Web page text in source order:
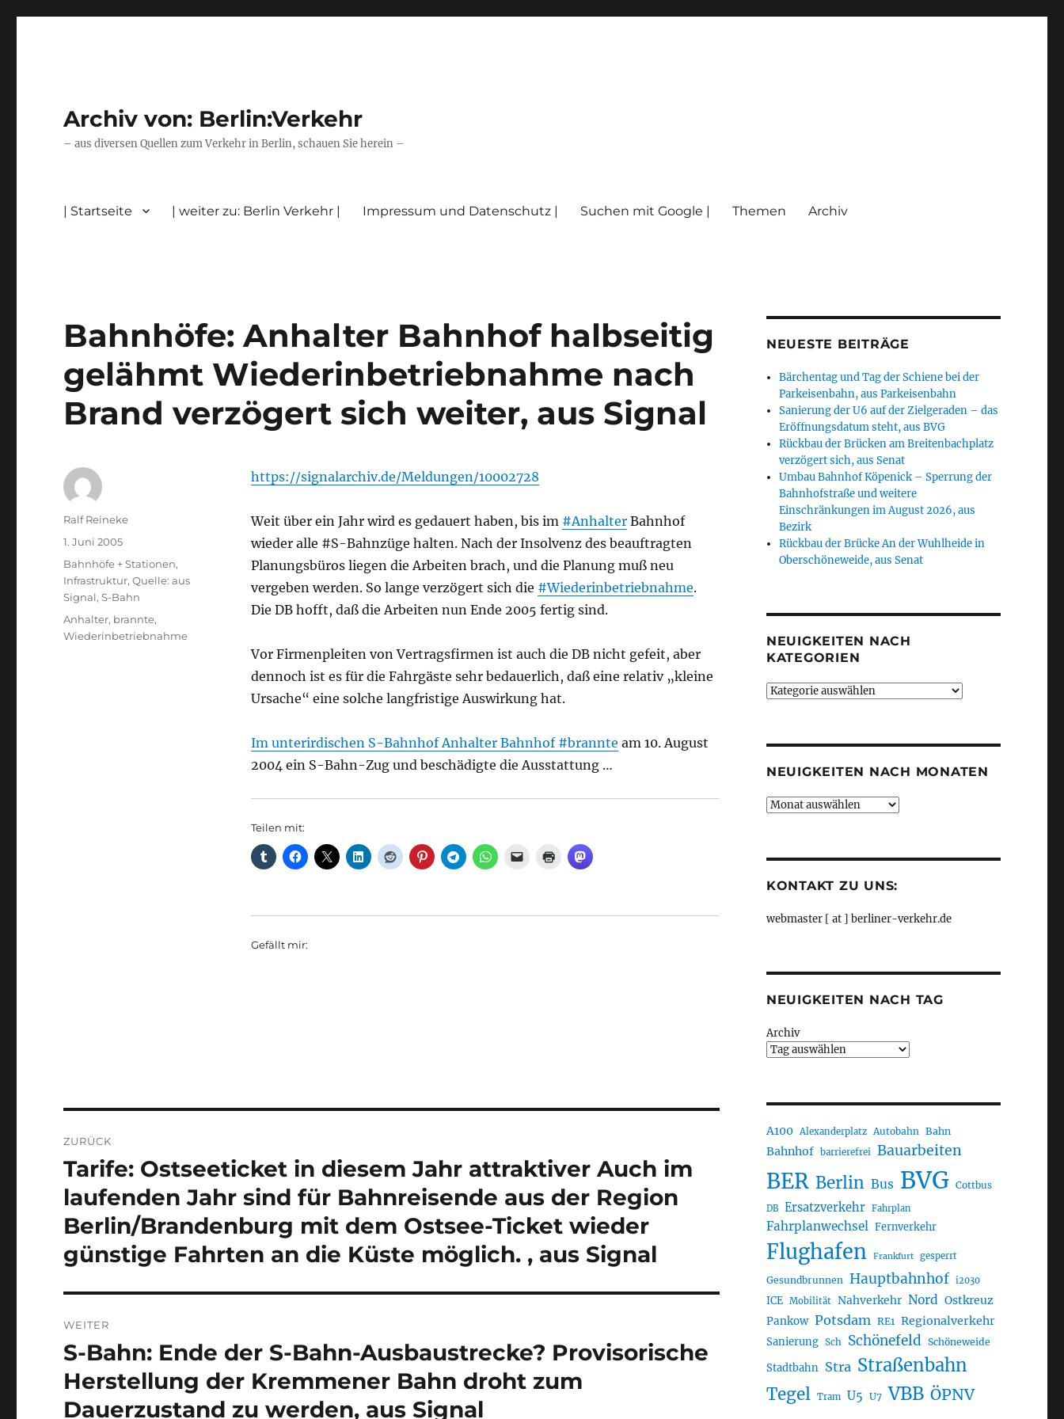
Archiv von: Berlin:Verkehr
– aus diversen Quellen zum Verkehr in Berlin, schauen Sie herein –
| Startseite | weiter zu: Berlin Verkehr | Impressum und Datenschutz | Suchen mit Google | Themen Archiv
Bahnhöfe: Anhalter Bahnhof halbseitig
gelähmt Wiederinbetriebnahme nach
Brand verzögert sich weiter, aus Signal
https://signalarchiv.de/Meldungen/10002728
Weit über ein Jahr wird es gedauert haben, bis im #AnhalterBahnhof
wieder alle #S-Bahnzüge halten. Nach der Insolvenz des beauftragten
Planungsbüros liegen die Arbeiten brach, und die Planung muß neu
vergeben werden. So lange verzögert sich die #Wiederinbetriebnahme.
Die DB hofft, daß die Arbeiten nun Ende 2005 fertig sind.
Vor Firmenpleiten von Vertragsfirmen ist auch die DB nicht gefeit, aber
dennoch ist es für die Fahrgäste sehr bedauerlich, daß eine relativ „kleine
Ursache“ eine solche langfristige Auswirkung hat.
Im unterirdischen S-Bahnhof Anhalter Bahnhof #brannte am 10. August
2004 ein S-Bahn-Zug und beschädigte die Ausstattung …
Teilen mit:
Gefällt mir:
Autor
Ralf Reineke
Veröffentlicht
am
1. Juni 2005
Kategorien
Bahnhöfe + Stationen,
Infrastruktur,Quelle: aus
Signal,S-Bahn
Schlagwörter
Anhalter, brannte,
Wiederinbetriebnahme
ZURÜCK
Vorheriger
Beitrag:
Tarife: Ostseeticket in diesem Jahr attraktiver Auch im
laufenden Jahr sind für Bahnreisende aus der Region
Berlin/Brandenburg mit dem Ostsee-Ticket wieder
günstige Fahrten an die Küste möglich. , aus Signal
WEITER
Nächster
Beitrag:
S-Bahn: Ende der S-Bahn-Ausbaustrecke? Provisorische
Herstellung der Kremmener Bahn droht zum
Dauerzustand zu werden, aus Signal
NEUESTE BEITRÄGE
Bärchentag und Tag der Schiene bei der
Parkeisenbahn, aus Parkeisenbahn
Sanierung der U6 auf der Zielgeraden – das
Eröffnungsdatum steht, aus BVG
Rückbau der Brücken am Breitenbachplatz
verzögert sich, aus Senat
Umbau Bahnhof Köpenick – Sperrung der
Bahnhofstraße und weitere
Einschränkungen im August 2026, aus
Bezirk
Rückbau der Brücke An der Wuhlheide in
Oberschöneweide, aus Senat
NEUIGKEITEN NACH
KATEGORIEN
Neuigkeiten
NEUIGKEITEN NACH MONATEN
Neuigkeiten
KONTAKT ZU UNS:
webmaster [ at ] berliner-verkehr.de
NEUIGKEITEN NACH TAG
Archiv
A100 Alexanderplatz Autobahn Bahn
Bahnhof barrierefrei Bauarbeiten
BER Berlin Bus BVG Cottbus
DB Ersatzverkehr Fahrplan
Fahrplanwechsel Fernverkehr
Flughafen Frankfurt gesperrt
Gesundbrunnen Hauptbahnhof i2030
ICE Mobilität Nahverkehr Nord Ostkreuz
Pankow Potsdam RE1 Regionalverkehr
Sanierung Sch Schönefeld Schöneweide
Stadtbahn Stra Straßenbahn
Tegel Tram U5 U7 VBB ÖPNV